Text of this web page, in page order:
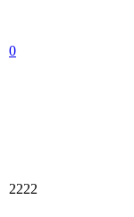
0
2222